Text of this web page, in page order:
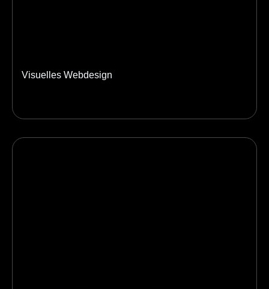
Visuelles Webdesign